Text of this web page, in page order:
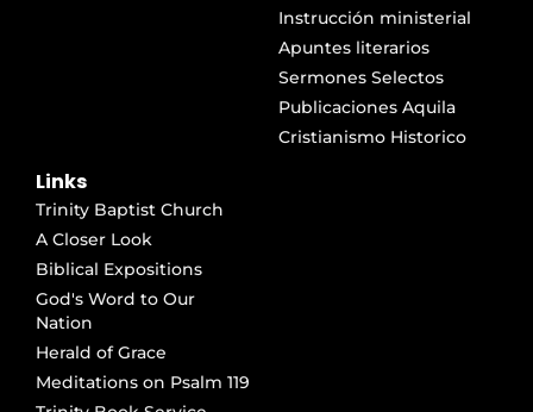
Instrucción ministerial
Apuntes literarios
Sermones Selectos
Publicaciones Aquila
Cristianismo Historico
Links
Trinity Baptist Church
A Closer Look
Biblical Expositions
God's Word to Our
Nation
Herald of Grace
Meditations on Psalm 119